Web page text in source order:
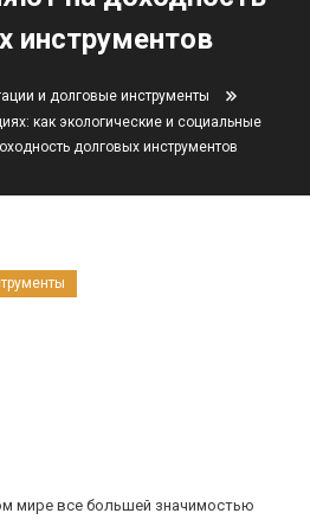
инструментов
и долговые инструменты
как экологические и социальные
долговых инструментов
мире все большей значимостью